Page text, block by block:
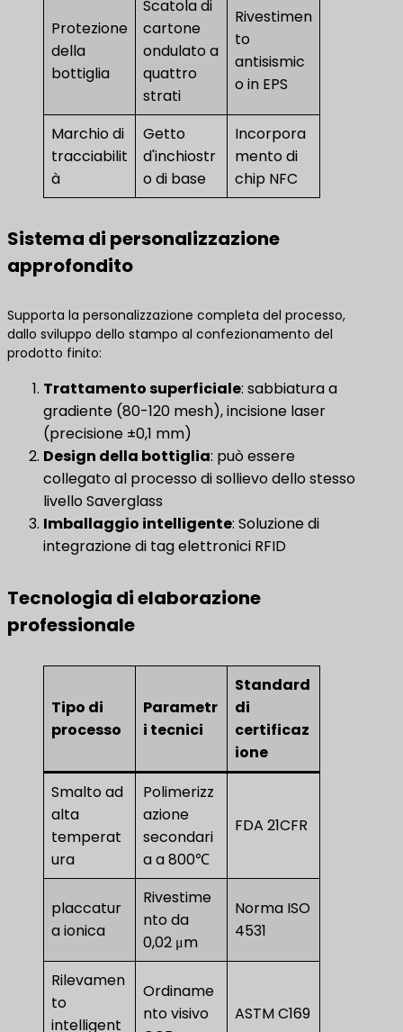
Protezione
della
bottiglia
Scatola di
cartone
ondulato a
quattro
strati
Rivestimen
to
antisismic
o in EPS
Marchio di
tracciabilit
à
Getto
d'inchiostr
o di base
Incorpora
mento di
chip NFC
Sistema di personalizzazione
approfondito
Supporta la personalizzazione completa del processo,
dallo sviluppo dello stampo al confezionamento del
prodotto finito:
Trattamento superficiale: sabbiatura a
gradiente (80-120 mesh), incisione laser
(precisione ±0,1 mm)
Design della bottiglia: può essere
collegato al processo di sollievo dello stesso
livello Saverglass
Imballaggio intelligente: Soluzione di
integrazione di tag elettronici RFID
Tecnologia di elaborazione
professionale
Tipo di
processo
Parametr
i tecnici
Standard
di
certificaz
ione
Smalto ad
alta
temperat
ura
Polimerizz
azione
secondari
a a 800℃
FDA 21CFR
placcatur
a ionica
Rivestime
nto da
0,02 μm
Norma ISO
4531
Rilevamen
to
intelligent
Ordiname
nto visivo
ASTM C169